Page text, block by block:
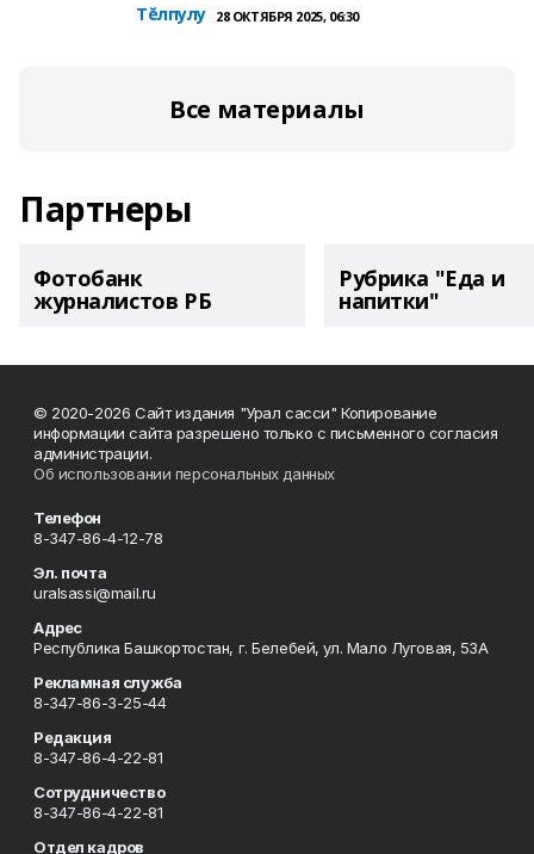
Тĕлпулу 28 ОКТЯБРЯ 2025, 06:30
Все материалы
Партнеры
Фотобанк
журналистов РБ
Рубрика "Еда и
напитки"
© 2020-2026 Сайт издания "Урал сасси" Копирование
информации сайта разрешено только с письменного согласия
администрации.
Об использовании персональных данных
Телефон
8-347-86-4-12-78
Эл. почта
uralsassi@mail.ru
Адрес
Республика Башкортостан, г. Белебей, ул. Мало Луговая, 53А
Рекламная служба
8-347-86-3-25-44
Редакция
8-347-86-4-22-81
Сотрудничество
8-347-86-4-22-81
Отдел кадров